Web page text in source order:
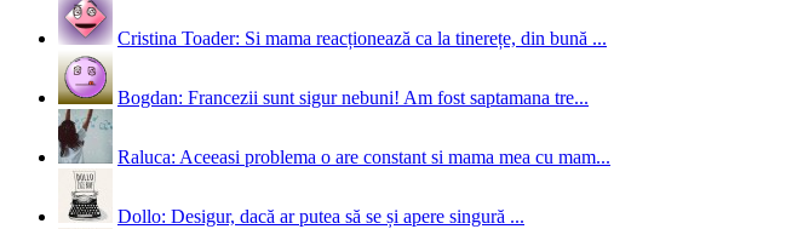
Cristina Toader: Si mama reacționează ca la tinerețe, din bună ...
Bogdan: Francezii sunt sigur nebuni! Am fost saptamana tre...
Raluca: Aceeasi problema o are constant si mama mea cu mam...
Dollo: Desigur, dacă ar putea să se și apere singură ...